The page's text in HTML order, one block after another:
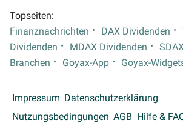
Topseiten:
Finanznachrichten
DAX Dividenden
Dividenden
MDAX Dividenden
Branchen
Goyax-App Goyax-
Impressum Datenschutzerklärung
Nutzungsbedingungen AGB Hilfe &